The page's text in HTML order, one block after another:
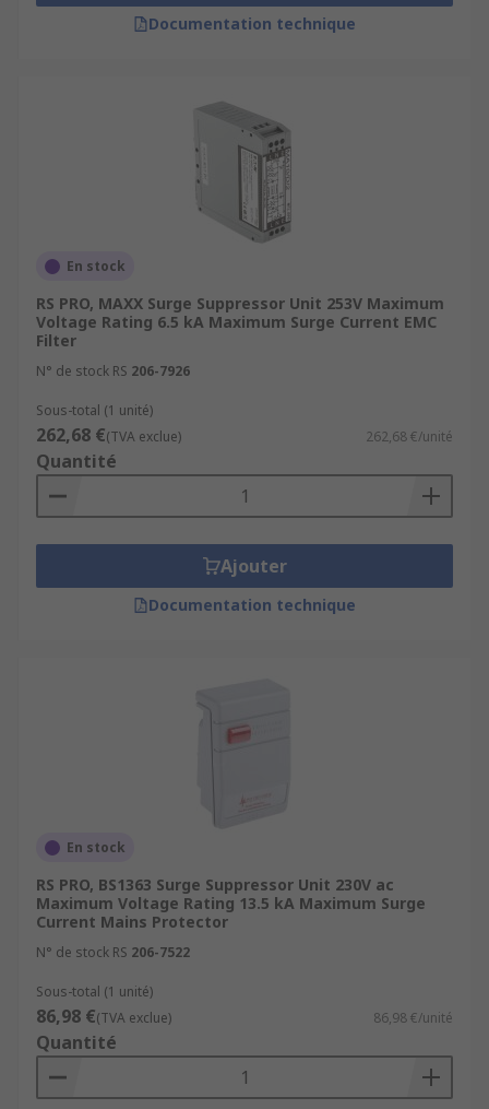
Documentation technique
En stock
RS PRO, MAXX Surge Suppressor Unit 253V Maximum
Voltage Rating 6.5 kA Maximum Surge Current EMC
Filter
N° de stock RS 206-7926
Sous-total (1 unité)
262,68 €(TVA exclue) 262,68 €/unité
Quantité
Ajouter
Documentation technique
En stock
RS PRO, BS1363 Surge Suppressor Unit 230V ac
Maximum Voltage Rating 13.5 kA Maximum Surge
Current Mains Protector
N° de stock RS 206-7522
Sous-total (1 unité)
86,98 €(TVA exclue) 86,98 €/unité
Quantité